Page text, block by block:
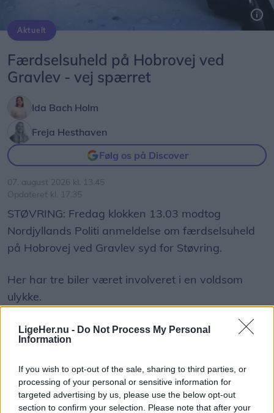
LigeHer.nu - Do Not Process My Personal
Information
If you wish to opt-out of the sale, sharing to third parties, or
processing of your personal or sensitive information for
targeted advertising by us, please use the below opt-out
section to confirm your selection. Please note that after your
Aktuelt
Færdselsuheld på Hobrovej ved
Gravlev - vej spærret
Ida Bach Holm
Freja Hesthaven
Følg os på Discover
07. august 2026 kl. 13.45
Opdateret kl. 17.35
STØVRING: Fredag klokken 13.03 modtog
Nordjyllands Politi anmeldelse om færdselsuheld
på Hobrovej ved Gravlev syd for Støvring.
Her har tre biler været involveret i en voldsom
ulykke.
Det oplyser Nordjyllands Politi på Politi Update.
Emil Hellberg, er to personer i kritisk tilstand, mens
fem andre er kørt til tjek på sygehuset.
Vis mere